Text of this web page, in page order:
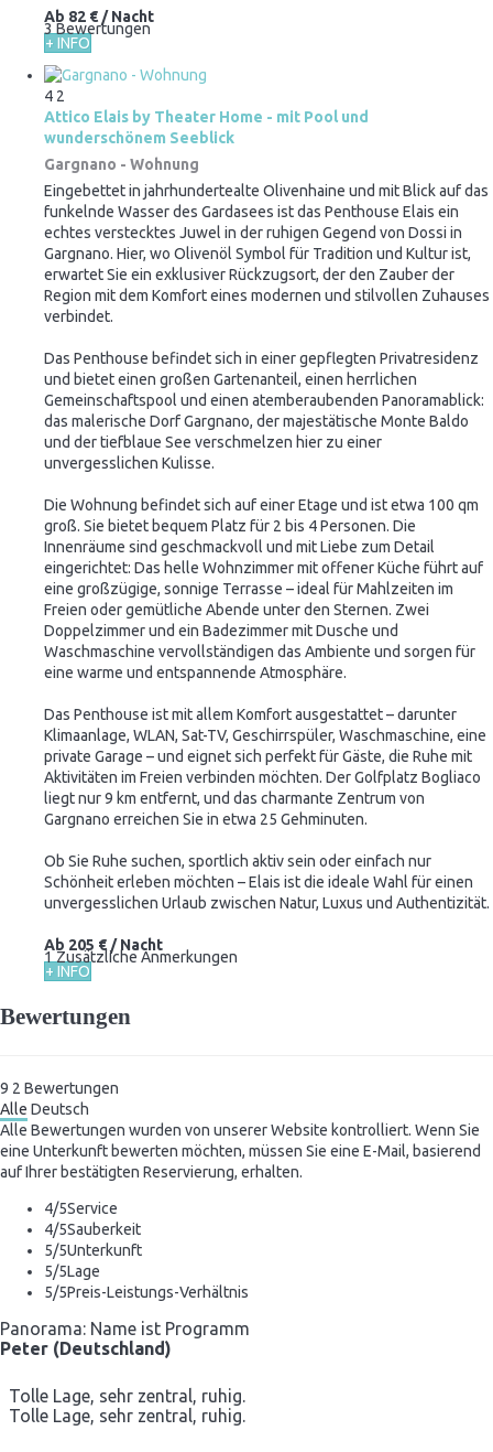
3 Bewertungen
Ab 82 € / Nacht
+ INFO
4 2
Attico Elais by Theater Home - mit Pool und
wunderschönem Seeblick
Gargnano - Wohnung
Eingebettet in jahrhundertealte Olivenhaine und mit Blick auf das
funkelnde Wasser des Gardasees ist das Penthouse Elais ein
echtes verstecktes Juwel in der ruhigen Gegend von Dossi in
Gargnano. Hier, wo Olivenöl Symbol für Tradition und Kultur ist,
erwartet Sie ein exklusiver Rückzugsort, der den Zauber der
Region mit dem Komfort eines modernen und stilvollen Zuhauses
verbindet.
Das Penthouse befindet sich in einer gepflegten Privatresidenz
und bietet einen großen Gartenanteil, einen herrlichen
Gemeinschaftspool und einen atemberaubenden Panoramablick:
das malerische Dorf Gargnano, der majestätische Monte Baldo
und der tiefblaue See verschmelzen hier zu einer
unvergesslichen Kulisse.
Die Wohnung befindet sich auf einer Etage und ist etwa 100 qm
groß. Sie bietet bequem Platz für 2 bis 4 Personen. Die
Innenräume sind geschmackvoll und mit Liebe zum Detail
eingerichtet: Das helle Wohnzimmer mit offener Küche führt auf
eine großzügige, sonnige Terrasse – ideal für Mahlzeiten im
Freien oder gemütliche Abende unter den Sternen. Zwei
Doppelzimmer und ein Badezimmer mit Dusche und
Waschmaschine vervollständigen das Ambiente und sorgen für
eine warme und entspannende Atmosphäre.
Das Penthouse ist mit allem Komfort ausgestattet – darunter
Klimaanlage, WLAN, Sat-TV, Geschirrspüler, Waschmaschine, eine
private Garage – und eignet sich perfekt für Gäste, die Ruhe mit
Aktivitäten im Freien verbinden möchten. Der Golfplatz Bogliaco
liegt nur 9 km entfernt, und das charmante Zentrum von
Gargnano erreichen Sie in etwa 25 Gehminuten.
Ob Sie Ruhe suchen, sportlich aktiv sein oder einfach nur
Schönheit erleben möchten – Elais ist die ideale Wahl für einen
unvergesslichen Urlaub zwischen Natur, Luxus und Authentizität.
1 Zusätzliche Anmerkungen
Ab 205 € / Nacht
+ INFO
Bewertungen
9 2 Bewertungen
Alle Deutsch
Alle Bewertungen wurden von unserer Website kontrolliert. Wenn Sie
eine Unterkunft bewerten möchten, müssen Sie eine E-Mail, basierend
auf Ihrer bestätigten Reservierung, erhalten.
4/5Service
4/5Sauberkeit
5/5Unterkunft
5/5Lage
5/5Preis-Leistungs-Verhältnis
Panorama: Name ist Programm
Peter (Deutschland)
Tolle Lage, sehr zentral, ruhig.
Tolle Lage, sehr zentral, ruhig.